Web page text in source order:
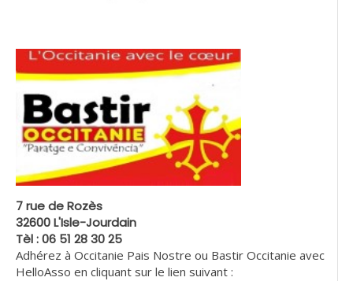
7 rue de Rozès
32600 L'Isle-Jourdain
Tèl : 06 51 28 30 25
Adhérez à Occitanie Pais Nostre ou Bastir Occitanie avec
HelloAsso en cliquant sur le lien suivant :